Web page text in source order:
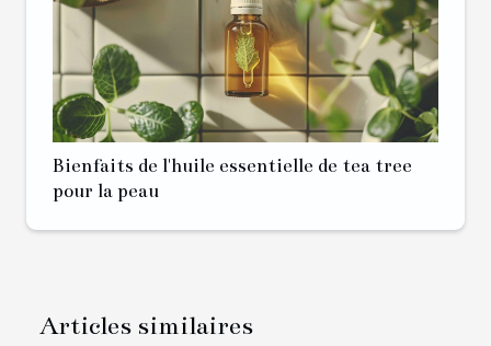
Bienfaits de l'huile essentielle de tea tree
pour la peau
Articles similaires